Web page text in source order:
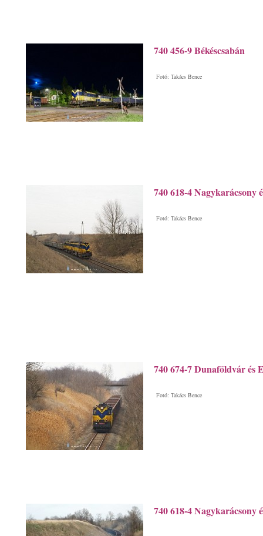
740 456-9 Békéscsabán
Fotó: Takács Bence
740 618-4 Nagykarácsony
Fotó: Takács Bence
740 674-7 Dunaföldvár és
Fotó: Takács Bence
740 618-4 Nagykarácsony